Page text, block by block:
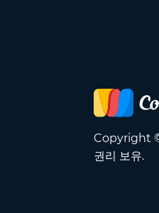
Copyright
권리 보유.